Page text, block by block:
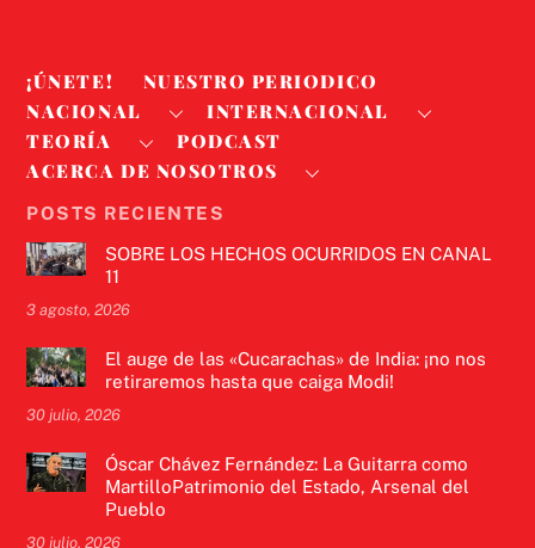
¡ÚNETE!
NUESTRO PERIODICO
NACIONAL
INTERNACIONAL
TEORÍA
PODCAST
ACERCA DE NOSOTROS
POSTS RECIENTES
SOBRE LOS HECHOS OCURRIDOS EN CANAL
11
3 agosto, 2026
El auge de las «Cucarachas» de India: ¡no nos
retiraremos hasta que caiga Modi!
30 julio, 2026
Óscar Chávez Fernández: La Guitarra como
MartilloPatrimonio del Estado, Arsenal del
Pueblo
30 julio, 2026